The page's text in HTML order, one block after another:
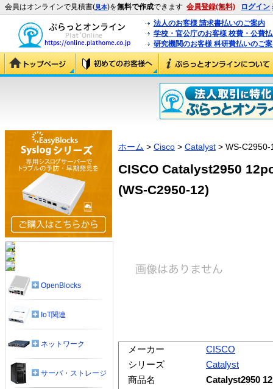
会員はオンラインで見積書(見本)を無料で作成できます 会員登録(無料) ログイン
法人のお客様 請求書払いのご案内
学校・官公庁のお客様 校費・公費
研究機関のお客様 科研費払いのご
ホーム > Cisco > Catalyst > WS-C2950-
CISCO Catalyst2950
(WS-C2950-12)
メーカー
CISCO
シリーズ
Catalyst
商品名
Catalyst2950
OpenBlocks
IoT関連
ネットワーク
サーバ・ストレージ